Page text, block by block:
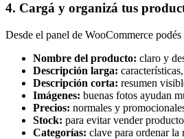
4. Cargá y organizá tus
Desde el panel de WooCommerce
Nombre del producto: claro y
Descripción larga:
Descripción corta: resumen
Imágenes: buenas fotos ayudan
Precios: normales y
Stock: para evitar vender
Categorías: clave para ordenar la